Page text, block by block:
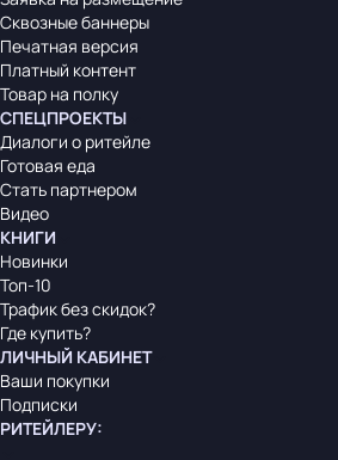
Сквозные баннеры
Печатная версия
Платный контент
Товар на полку
СПЕЦПРОЕКТЫ
Диалоги о ритейле
Готовая еда
Стать партнером
Видео
КНИГИ
Новинки
Топ-10
Трафик без скидок?
Где купить?
ЛИЧНЫЙ КАБИНЕТ
Ваши покупки
Подписки
РИТЕЙЛЕРУ: